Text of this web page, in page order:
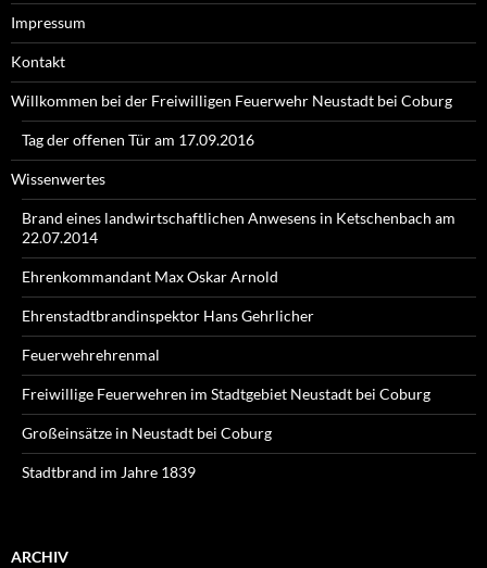
Impressum
Kontakt
Willkommen bei der Freiwilligen Feuerwehr Neustadt bei Coburg
Tag der offenen Tür am 17.09.2016
Wissenwertes
Brand eines landwirtschaftlichen Anwesens in Ketschenbach am
22.07.2014
Ehrenkommandant Max Oskar Arnold
Ehrenstadtbrandinspektor Hans Gehrlicher
Feuerwehrehrenmal
Freiwillige Feuerwehren im Stadtgebiet Neustadt bei Coburg
Großeinsätze in Neustadt bei Coburg
Stadtbrand im Jahre 1839
ARCHIV